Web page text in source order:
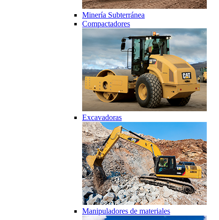
Minería Subterránea
Compactadores
Excavadoras
Manipuladores de materiales